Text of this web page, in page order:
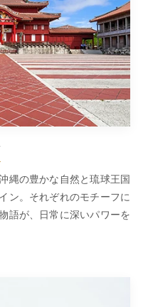
縄の豊かな自然と琉球王国
ン。それぞれのモチーフに
語が、日常に深いパワーを